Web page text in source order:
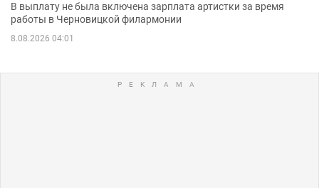
В выплату не была включена зарплата артистки за время
работы в Черновицкой филармонии
8.08.2026 04:01